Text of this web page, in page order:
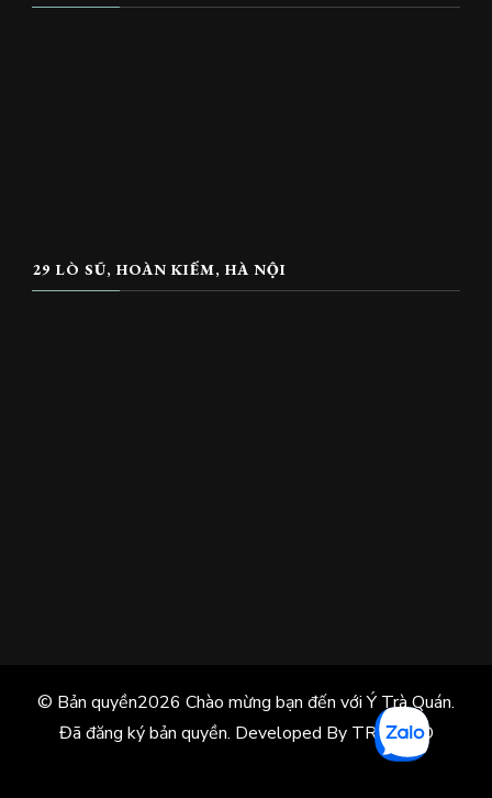
29 LÒ SŨ, HOÀN KIẾM, HÀ NỘI
© Bản quyền2026 Chào mừng bạn đến với Ý Trà Quán.
Đã đăng ký bản quyền. Developed By TRÀ ĐẠO